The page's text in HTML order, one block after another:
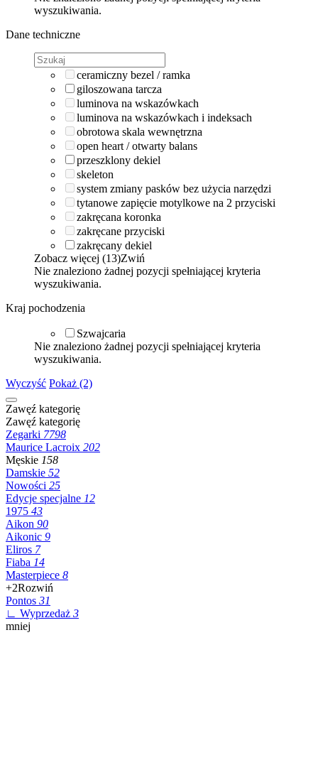
wyszukiwania.
Dane techniczne
ceramiczny bezel / ramka
giloszowana tarcza
luminova na wskazówkach
luminova na wskazówkach i indeksach
obrotowa skala wewnętrzna
open heart / otwarty balans
przeszklony dekiel
skeleton
system zmiany pasków bez użycia narzędzi
tytanowe zapięcie motylkowe na 2 przyciski
zakręcana koronka
zakręcane przyciski
zakręcany dekiel
Zobacz więcej (13)Zwiń
Nie znaleziono żadnej pozycji spełniającej kryteria
wyszukiwania.
Kraj pochodzenia
Szwajcaria
Nie znaleziono żadnej pozycji spełniającej kryteria
wyszukiwania.
Wyczyść Pokaż (2)
Zawęź kategorię
Zawęź kategorię
Zegarki 7798
Maurice Lacroix 202
Męskie 158
Damskie 52
Nowości 25
Edycje specjalne 12
1975 43
Aikon 90
Aikonic 9
Eliros 7
Fiaba 14
Masterpiece 8
+2Rozwiń
Pontos 31
∟ Wyprzedaż 3
mniej